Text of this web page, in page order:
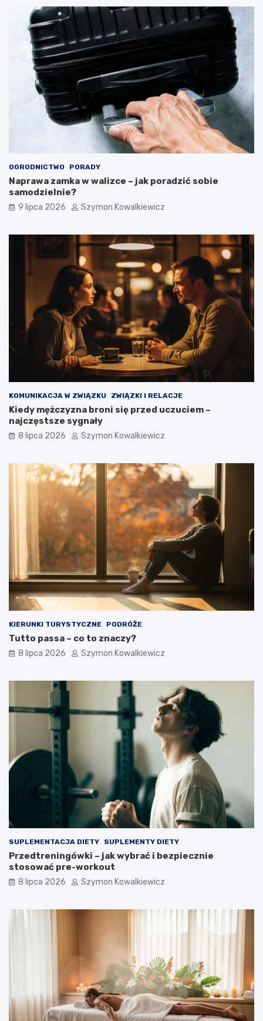
OGRODNICTWO PORADY
Naprawa zamka w walizce – jak poradzić sobie
samodzielnie?
9 lipca 2026 Szymon Kowalkiewicz
KOMUNIKACJA W ZWIĄZKU ZWIĄZKI I RELACJE
Kiedy mężczyzna broni się przed uczuciem –
najczęstsze sygnały
8 lipca 2026 Szymon Kowalkiewicz
KIERUNKI TURYSTYCZNE PODRÓŻE
Tutto passa – co to znaczy?
8 lipca 2026 Szymon Kowalkiewicz
SUPLEMENTACJA DIETY SUPLEMENTY DIETY
Przedtreningówki – jak wybrać i bezpiecznie
stosować pre-workout
8 lipca 2026 Szymon Kowalkiewicz